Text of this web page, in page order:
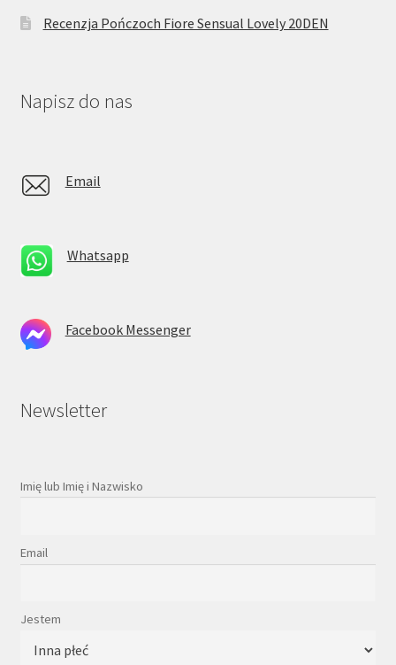
Recenzja Pończoch Fiore Sensual Lovely 20DEN
Napisz do nas
Email
Whatsapp
Facebook Messenger
Newsletter
Imię lub Imię i Nazwisko
Email
Jestem